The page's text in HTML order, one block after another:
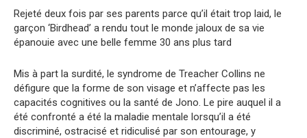
Rejeté deux fois par ses parents parce qu’il était trop laid, le
garçon ‘Birdhead’ a rendu tout le monde jaloux de sa vie
épanouie avec une belle femme 30 ans plus tard
Mis à part la surdité, le syndrome de Treacher Collins ne
défigure que la forme de son visage et n’affecte pas les
capacités cognitives ou la santé de Jono. Le pire auquel il a
été confronté a été la maladie mentale lorsqu’il a été
discriminé, ostracisé et ridiculisé par son entourage, y